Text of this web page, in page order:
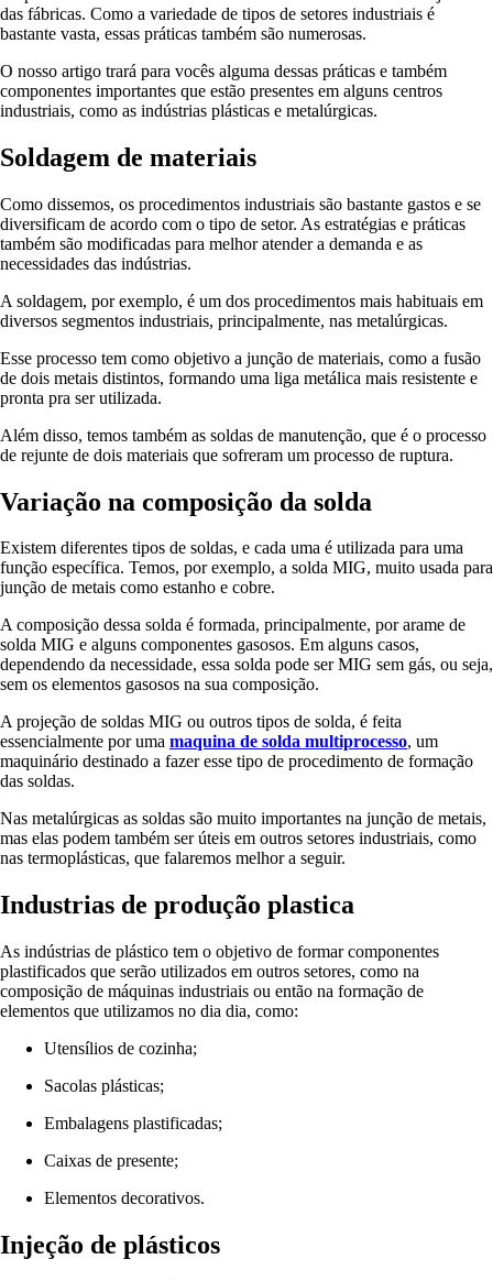
das fábricas. Como a variedade de tipos de setores industriais é
bastante vasta, essas práticas também são numerosas.
O nosso artigo trará para vocês alguma dessas práticas e também
componentes importantes que estão presentes em alguns centros
industriais, como as indústrias plásticas e metalúrgicas.
Soldagem de materiais
Como dissemos, os procedimentos industriais são bastante gastos e se
diversificam de acordo com o tipo de setor. As estratégias e práticas
também são modificadas para melhor atender a demanda e as
necessidades das indústrias.
A soldagem, por exemplo, é um dos procedimentos mais habituais em
diversos segmentos industriais, principalmente, nas metalúrgicas.
Esse processo tem como objetivo a junção de materiais, como a fusão
de dois metais distintos, formando uma liga metálica mais resistente e
pronta pra ser utilizada.
Além disso, temos também as soldas de manutenção, que é o processo
de rejunte de dois materiais que sofreram um processo de ruptura.
Variação na composição da solda
Existem diferentes tipos de soldas, e cada uma é utilizada para uma
função específica. Temos, por exemplo, a solda MIG, muito usada para
junção de metais como estanho e cobre.
A composição dessa solda é formada, principalmente, por arame de
solda MIG e alguns componentes gasosos. Em alguns casos,
dependendo da necessidade, essa solda pode ser MIG sem gás, ou seja,
sem os elementos gasosos na sua composição.
A projeção de soldas MIG ou outros tipos de solda, é feita
essencialmente por uma maquina de solda multiprocesso, um
maquinário destinado a fazer esse tipo de procedimento de formação
das soldas.
Nas metalúrgicas as soldas são muito importantes na junção de metais,
mas elas podem também ser úteis em outros setores industriais, como
nas termoplásticas, que falaremos melhor a seguir.
Industrias de produção plastica
As indústrias de plástico tem o objetivo de formar componentes
plastificados que serão utilizados em outros setores, como na
composição de máquinas industriais ou então na formação de
elementos que utilizamos no dia dia, como:
Utensílios de cozinha;
Sacolas plásticas;
Embalagens plastificadas;
Caixas de presente;
Elementos decorativos.
Injeção de plásticos